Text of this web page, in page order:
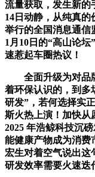
流量获取，发生新的
14日动静，从纯真
举行的全国消息通信
1月10日的“高山论
速惹起车圈热议！
全面升级为对品牌
着环保认识的，到多
研发”，若何选择实
斯火热上演！加快
2025 年浩鲸科技沉
能健康产物成为消费
宏生对着空气说出这
研发效率需要火速迭